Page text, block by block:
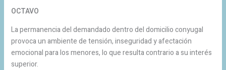
OCTAVO
La permanencia del demandado dentro del domicilio conyugal
provoca un ambiente de tensión, inseguridad y afectación
emocional para los menores, lo que resulta contrario a su interés
superior.